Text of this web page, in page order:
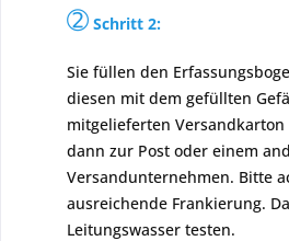
➁ Schritt 2:
Sie füllen den
diesen mit dem gefüllten
mitgelieferten
dann zur Post oder einem
Versandunternehmen. Bitte
ausreichende Frankierung.
Leitungswasser testen.